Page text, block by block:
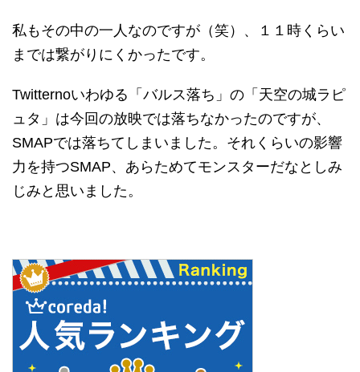
私もその中の一人なのですが（笑）、１１時くらい
までは繋がりにくかったです。
Twitternoいわゆる「バルス落ち」の「天空の城ラピ
ュタ」は今回の放映では落ちなかったのですが、
SMAPでは落ちてしまいました。それくらいの影響
力を持つSMAP、あらためてモンスターだなとしみ
じみと思いました。